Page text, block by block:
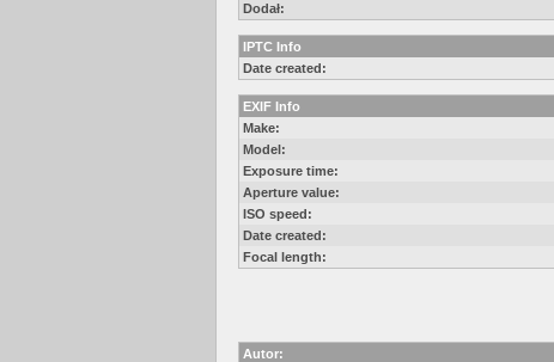
Dodał:
IPTC Info
Date created:
EXIF Info
Make:
Model:
Exposure time:
Aperture value:
ISO speed:
Date created:
Focal length:
Autor: